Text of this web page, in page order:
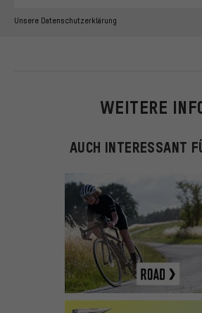
Unsere Datenschutzerklärung
WEITERE
AUCH INTERESSANT